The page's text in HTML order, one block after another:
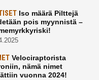
Iso määrä Pilttejä
pois myynnistä –
Velociraptorista
nämä nimet
vuonna 2024!